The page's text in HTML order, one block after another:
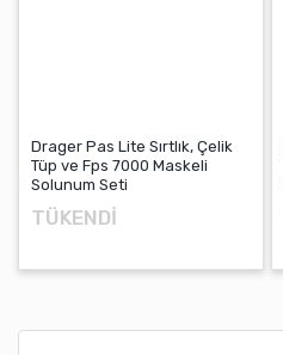
Drager Pas Lite Sırtlık, Çelik
Tüp ve Fps 7000 Maskeli
Solunum Seti
TÜKENDİ